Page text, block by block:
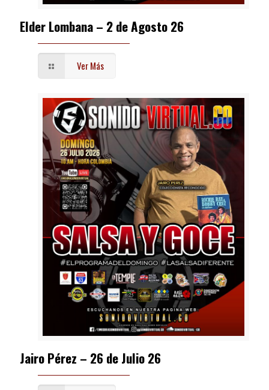
Elder Lombana – 2 de Agosto 26
Ver Más
Jairo Pérez – 26 de Julio 26